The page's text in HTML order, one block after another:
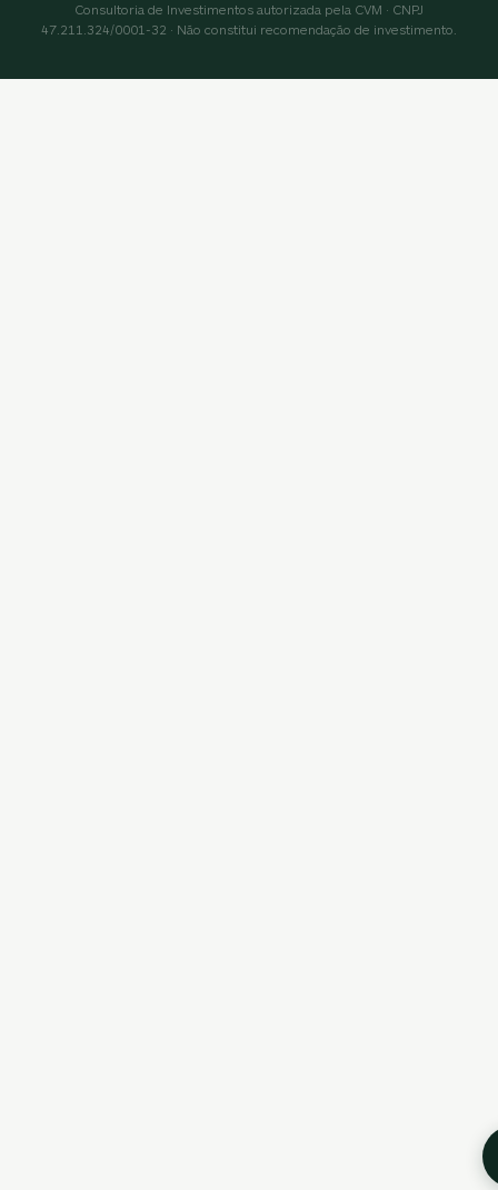
Consultoria de Investimentos autorizada pela CVM · CNPJ
47.211.324/0001-32 · Não constitui recomendação de investimento.